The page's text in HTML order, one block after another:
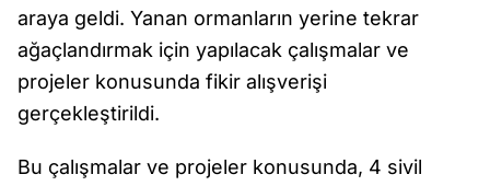
araya geldi. Yanan ormanların yerine tekrar
ağaçlandırmak için yapılacak çalışmalar ve
projeler konusunda fikir alışverişi
gerçekleştirildi.
Bu çalışmalar ve projeler konusunda, 4 sivil